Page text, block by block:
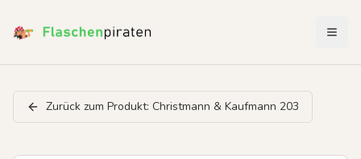
Zurück zum Produkt: Christmann & Kaufmann 203